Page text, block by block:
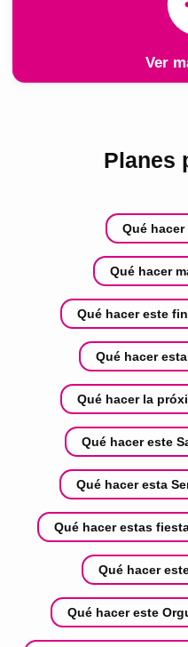
Ver
Planes
Qué
Qué hacer
Qué hacer este
Qué hacer
Qué hacer la
Qué hacer este
Qué hacer esta
Qué hacer estas
Qué hacer
Qué hacer este